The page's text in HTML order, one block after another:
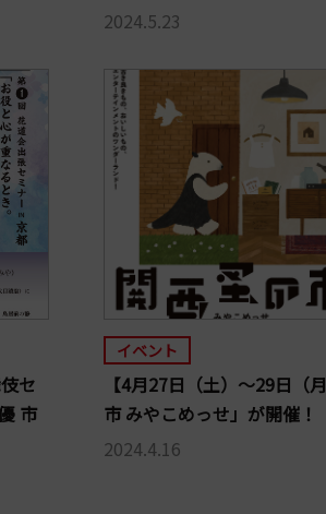
2024.5.23
セ
市
イベント
【4月27日（土）～29日（
市 みやこめっせ」が開催！
2024.4.16